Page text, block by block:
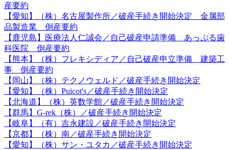
産要約
【愛知】（株）名古屋製作所／破産手続き開始決定 金属部
品製造業 倒産要約
【鹿児島】医療法人仁誠会／自己破産申請準備 あっぷる歯
科医院 倒産要約
【熊本】（株）フレキシディア／自己破産申立準備 建築工
事 倒産要約
【岡山】（株）テクノウェルド／破産手続き開始決定
【愛知】（株）Puicot's／破産手続き開始決定
【北海道】（株）英数学館／破産手続き開始決定
【群馬】G-rek（株）／破産手続き開始決定
【岐阜】（有）吉永建設／破産手続き開始決定
【京都】（株）南／破産手続き開始決定
【愛知】（株）サン・ユタカ／破産手続き開始決定